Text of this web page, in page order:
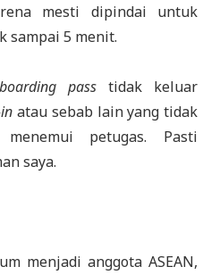
mesti dipindai untuk
sampai 5 menit.
boarding passtidak keluar
atau sebab lain yang tidak
petugas. Pasti
saya.
menjadi anggota ASEAN,